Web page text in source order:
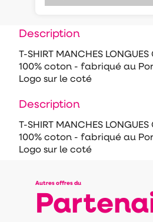
Description
T-SHIRT MANCHES LONGUES
100% coton - fabriqué au
Logo sur le coté
Description
T-SHIRT MANCHES LONGUES
100% coton - fabriqué au
Logo sur le coté
Autres offres du